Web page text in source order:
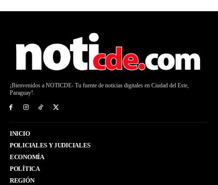
¡Bienvenidos a NOTICDE- Tu fuente de noticias digitales en Ciudad del Este,
Paraguay!.
INICIO
POLICIALES Y JUDICIALES
ECONOMÍA
POLÍTICA
REGIÓN